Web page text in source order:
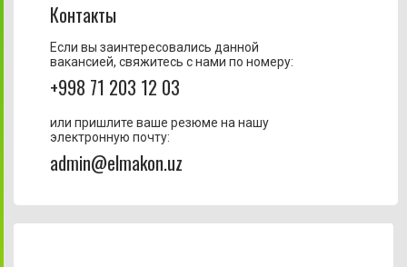
Контакты
Если вы заинтересовались данной
вакансией, свяжитесь с нами по номеру:
+998 71 203 12 03
или пришлите ваше резюме на нашу
электронную почту:
admin@elmakon.uz